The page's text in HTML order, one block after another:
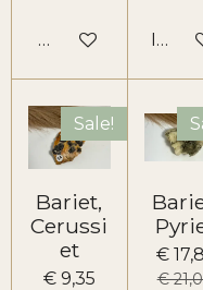
Houd mij op de
In
Sale!
Bariet,
Cerussi
et
€ 9,35
€
€